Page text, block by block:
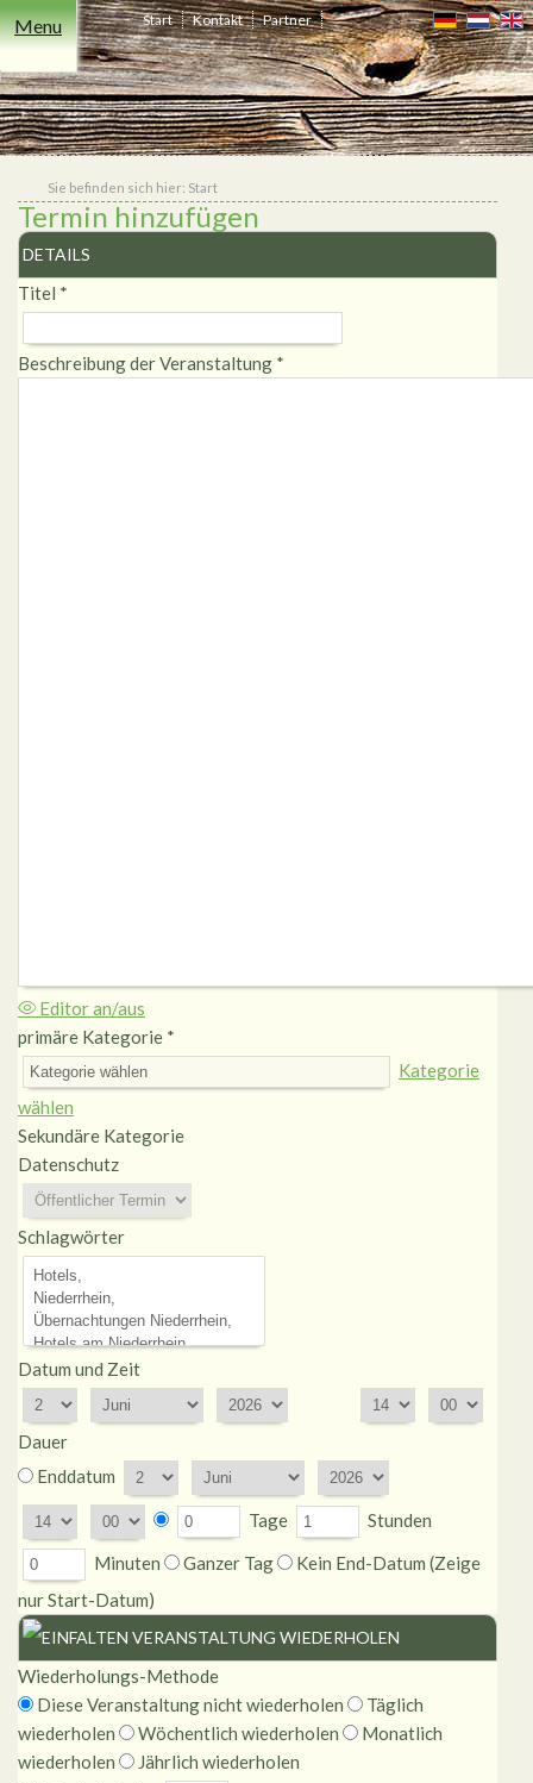
Menu
Freizeit
Übernachten
Events
Essen
&
Trinken
Niederrhein
Heiraten
Shop
Start Kontakt Partner
Sie befinden sich hier: Start
Termin hinzufügen
DETAILS
Titel *
Beschreibung der Veranstaltung *
Editor an/aus
primäre Kategorie *
Kategorie
wählen
Sekundäre Kategorie
Datenschutz
Schlagwörter
Datum und Zeit
Dauer
Enddatum
Tage
Stunden
Minuten
Ganzer Tag
Kein End-Datum (Zeige
nur Start-Datum)
VERANSTALTUNG WIEDERHOLEN
Wiederholungs-Methode
Diese Veranstaltung nicht wiederholen
Täglich
wiederholen
Wöchentlich wiederholen
Monatlich
wiederholen
Jährlich wiederholen